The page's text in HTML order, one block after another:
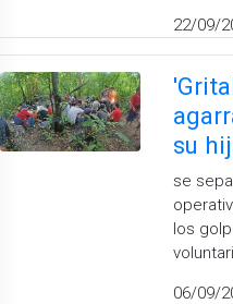
22/09/
su
se
los
06/09/